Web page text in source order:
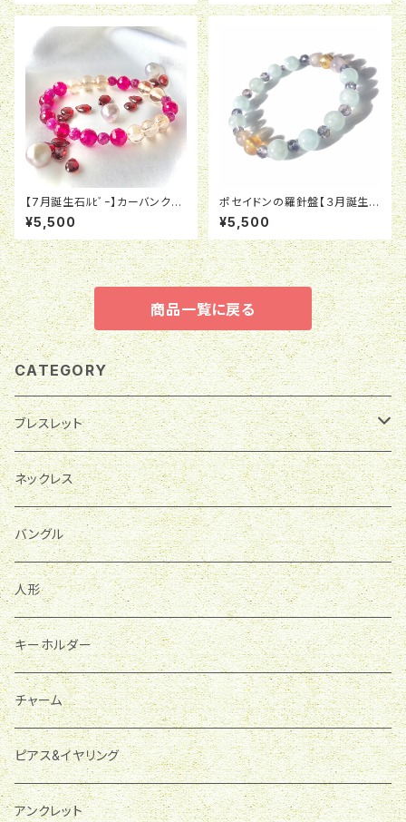
【7月誕生石ﾙﾋﾞｰ】カーバンクル
の魔法
¥5,500
ポセイドンの羅針盤【３月誕生石
アクアマリン】
¥5,500
商品一覧に戻る
CATEGORY
ブレスレット
ホルダー
パワーストーン
ネックレス
バングル
人形
キーホルダー
チャーム
ピアス&イヤリング
アンクレット